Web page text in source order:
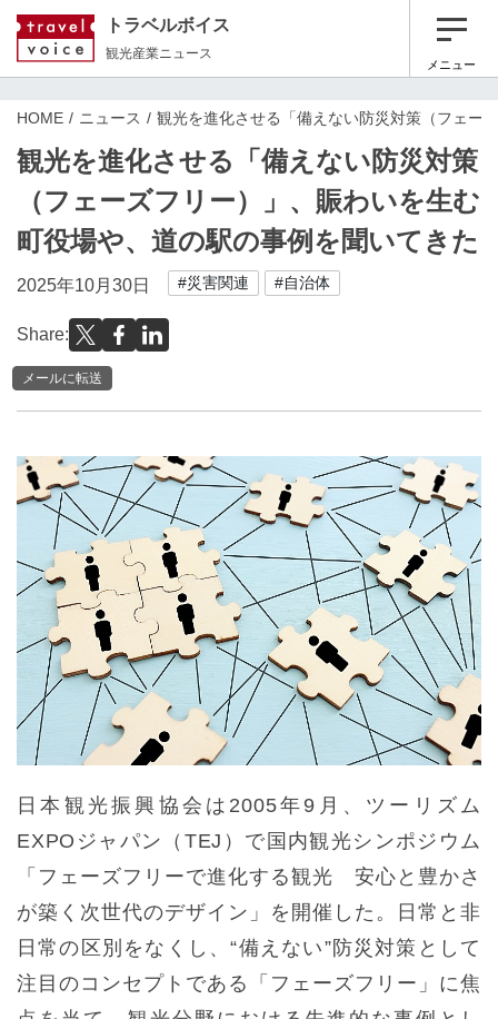
トラベルボイス
観光産業ニュース
メニュー
HOME ニュース 観光を進化させる「備えない防災対策（フェー
観光を進化させる「備えない防災対策
（フェーズフリー）」、賑わいを生む
町役場や、道の駅の事例を聞いてきた
2025年10月30日 #災害関連 #自治体
Share:
メールに転送
日本観光振興協会は2005年9月、ツーリズム
EXPOジャパン（TEJ）で国内観光シンポジウム
「フェーズフリーで進化する観光 安心と豊かさ
が築く次世代のデザイン」を開催した。日常と非
日常の区別をなくし、“備えない”防災対策として
注目のコンセプトである「フェーズフリー」に焦